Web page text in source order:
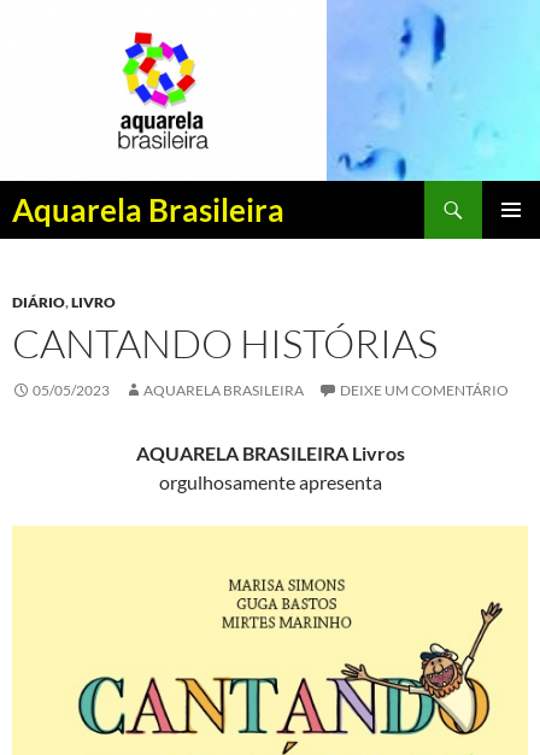
Aquarela Brasileira
Pesquisar
PULAR
CONTEÚDO
DIÁRIO,LIVRO
CANTANDO HISTÓRIAS
05/05/2023 AQUARELA BRASILEIRA DEIXE UM COMENTÁRIO
AQUARELA BRASILEIRA Livros
orgulhosamente apresenta